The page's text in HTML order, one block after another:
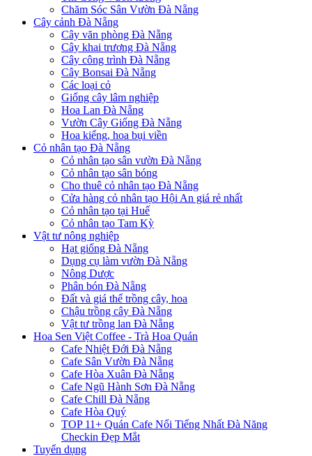
Chăm Sóc Sân Vườn Đà Nẵng
Cây cảnh Đà Nẵng
Cây văn phòng Đà Nẵng
Cây khai trương Đà Nẵng
Cây công trình Đà Nẵng
Cây Bonsai Đà Nẵng
Các loại cỏ
Giống cây lâm nghiệp
Hoa Lan Đà Nẵng
Vườn Cây Giống Đà Nẵng
Hoa kiểng, hoa bụi viền
Cỏ nhân tạo Đà Nẵng
Cỏ nhân tạo sân vườn Đà Nẵng
Cỏ nhân tạo sân bóng
Cho thuê cỏ nhân tạo Đà Nẵng
Cửa hàng cỏ nhân tạo Hội An giá rẻ nhất
Cỏ nhân tạo tại Huế
Cỏ nhân tạo Tam Kỳ
Vật tư nông nghiệp
Hạt giống Đà Nẵng
Dụng cụ làm vườn Đà Nẵng
Nông Dược
Phân bón Đà Nẵng
Đất và giá thể trồng cây, hoa
Chậu trồng cây Đà Nẵng
Vật tư trồng lan Đà Nẵng
Hoa Sen Việt Coffee - Trà Hoa Quán
Cafe Nhiệt Đới Đà Nẵng
Cafe Sân Vườn Đà Nẵng
Cafe Hòa Xuân Đà Nẵng
Cafe Ngũ Hành Sơn Đà Nẵng
Cafe Chill Đà Nẵng
Cafe Hòa Quý
TOP 11+ Quán Cafe Nổi Tiếng Nhất Đà Năng
Checkin Đẹp Mắt
Tuyển dụng